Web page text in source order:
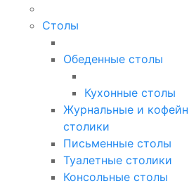
Столы
Обеденные столы
Кухонные столы
Журнальные и
столики
Письменные столы
Туалетные столики
Консольные столы